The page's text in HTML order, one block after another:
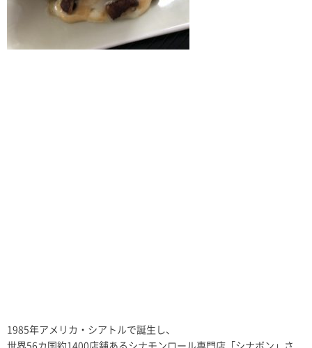
1985年アメリカ・シアトルで誕生し、